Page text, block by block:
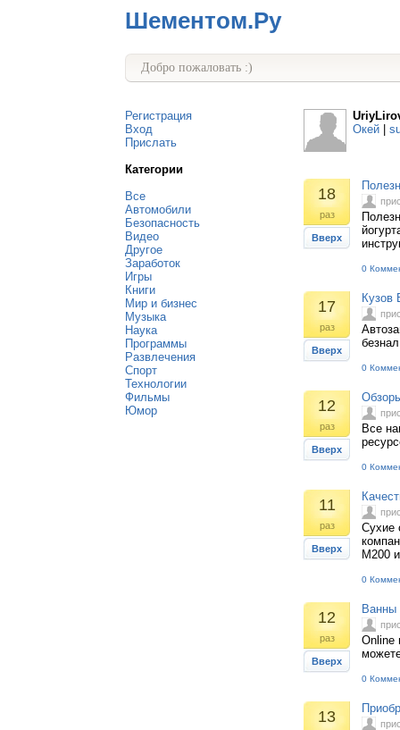
Шементом.Ру
Добро пожаловать :)
Регистрация
Вход
Прислать
Категории
Все
Автомобили
Безопасность
Видео
Другое
Заработок
Игры
Книги
Мир и бизнес
Музыка
Наука
Программы
Развлечения
Спорт
Технологии
Фильмы
Юмор
Окей
18
раз
Вверх
0
17
раз
Вверх
Кузов
безнал
0
12
раз
Вверх
Все
0
11
раз
Вверх
Сухие
М200
0
12
раз
Вверх
Ванны
Online
0
13